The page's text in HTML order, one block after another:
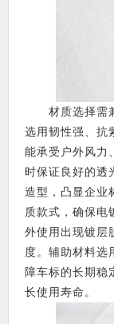
材质选择需兼
选用韧性强、抗
能承受户外风力
时保证良好的透
造型，凸显企业
质款式，确保电
外使用出现镀层
度。辅助材料选
障车标的长期稳
长使用寿命。